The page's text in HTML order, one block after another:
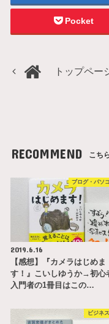
Pocket
トップペー
RECOMMEND こち
ブログ・パソ
2019.6.16
【感想】『カメラはじめま
す！』こいしゆうか→初心
入門者の1冊目はこの…
ビジネ